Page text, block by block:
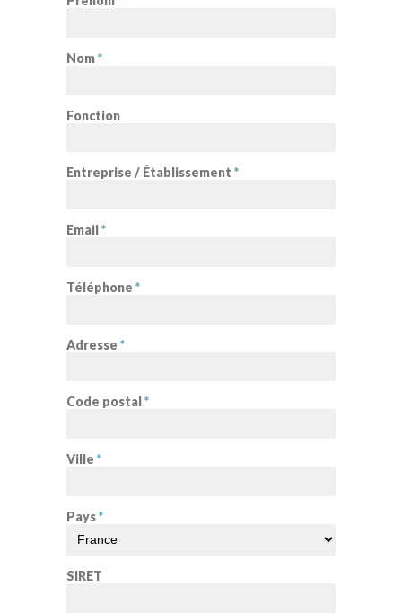
Nom*
Fonction
Entreprise / Établissement *
Email*
Téléphone *
Adresse *
Code postal *
Ville *
Pays*
SIRET